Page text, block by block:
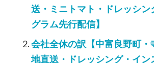
送・ミニトマト・ドレッシン
グラム先行配信】
会社全休の訳【中富良野町・
地直送・ドレッシング・イン